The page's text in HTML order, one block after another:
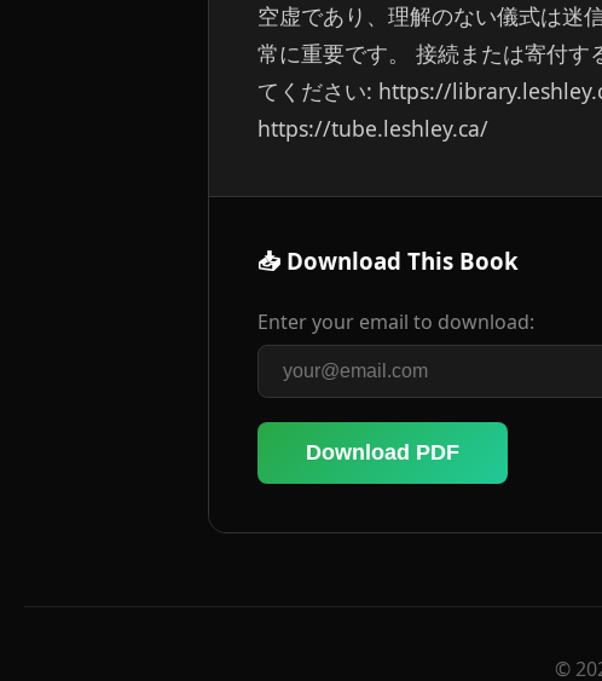
空虚であり、理解のない儀式は迷
常に重要です。 接続または寄付
てください: https://
https://tube.leshley.ca/
📥 Download This Book
Enter your email to download:
Download PDF
©